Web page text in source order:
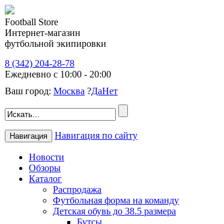
Football Store
Интернет-магазин
футбольной экипировки
8 (342) 204-28-78
Ежедневно с 10:00 - 20:00
Ваш город: Москва ?ДаНет
Навигация Навигация по сайту
Новости
Обзоры
Каталог
Распродажа
Футбольная форма на команду
Детская обувь до 38.5 размера
Бутсы